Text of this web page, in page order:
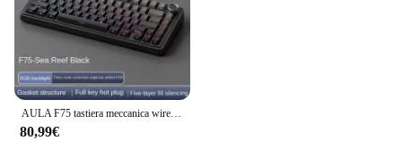
AULA F75 tastiera meccanica wireless Reaper Axis Gamer tastiera personalizzata Hot-Swap 75% Layout struttura della guarnizione del profilo OEM
80,99€